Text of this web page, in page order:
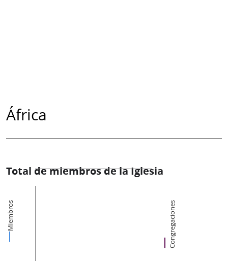
África
Total de miembros de la Iglesia
Miembros Congregaciones